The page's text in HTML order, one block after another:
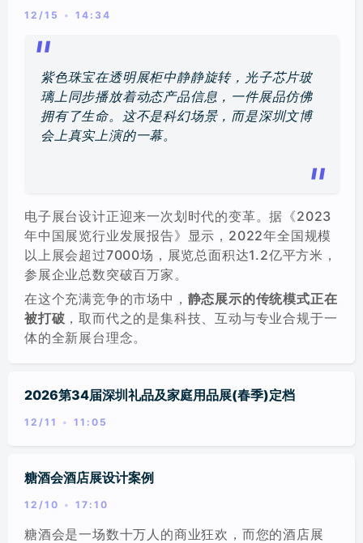
12/15 14:34
紫色珠宝在透明展柜中静静旋转，光子芯片玻
璃上同步播放着动态产品信息，一件展品仿佛
拥有了生命。这不是科幻场景，而是深圳文博
会上真实上演的一幕。
电子展台设计正迎来一次划时代的变革。据《2023
年中国展览行业发展报告》显示，2022年全国规模
以上展会超过7000场，展览总面积达1.2亿平方米，
参展企业总数突破百万家。
在这个充满竞争的市场中， 静态展示的传统模式正在
被打破 ，取而代之的是集科技、互动与专业合规于一
体的全新展台理念。
2026第34届深圳礼品及家庭用品展(春季)定档
12/11 11:05
糖酒会酒店展设计案例
12/10 17:10
糖酒会是一场数十万人的商业狂欢，而您的酒店展